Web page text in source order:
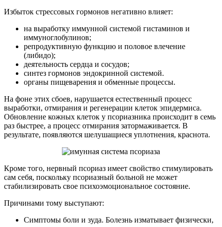
Избыток стрессовых гормонов негативно влияет:
на выработку иммунной системой гистаминов и
иммуноглобулинов;
репродуктивную функцию и половое влечение
(либидо);
деятельность сердца и сосудов;
синтез гормонов эндокринной системой.
органы пищеварения и обменные процессы.
На фоне этих сбоев, нарушается естественный процесс
выработки, отмирания и регенерации клеток эпидермиса.
Обновление кожных клеток у псориазника происходит в семь
раз быстрее, а процесс отмирания затормаживается. В
результате, появляются шелушащиеся уплотнения, краснота.
Кроме того, нервный псориаз имеет свойство стимулировать
сам себя, поскольку псориазный больной не может
стабилизировать свое психоэмоциональное состояние.
Причинами тому выступают:
Симптомы боли и зуда. Болезнь изматывает физически,